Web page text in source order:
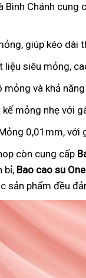
Bình Chánh
giúp kéo dài
liệu siêu mỏng,
mỏng và khả
kế mỏng nhẹ với
0,01mm, với
còn cung cấp
bỉ, Bao cao su One
sản phẩm đều